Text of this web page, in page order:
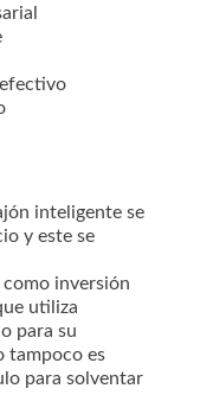
inteligente se
y este se
inversión
utiliza
para su
tampoco es
para solventar